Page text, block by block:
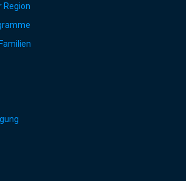
Region